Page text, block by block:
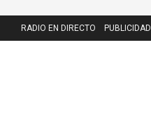
RADIO EN DIRECTO PUBLICIDAD